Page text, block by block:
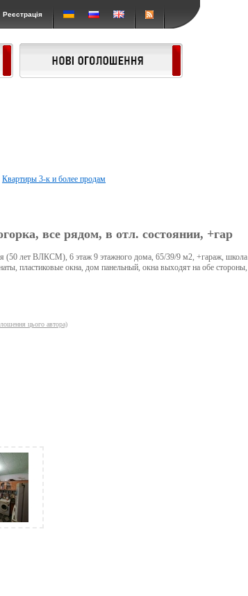
Реєстрація
Квартиры 3-к и более продам
все рядом, в отл. состоянии, +гар
(50 лет ВЛКСМ), 6 этаж 9 этажного дома, 65/39/9 м2, +гараж, школа
пластиковые окна, дом панельный, окна выходят на обе стороны,
цього автора)